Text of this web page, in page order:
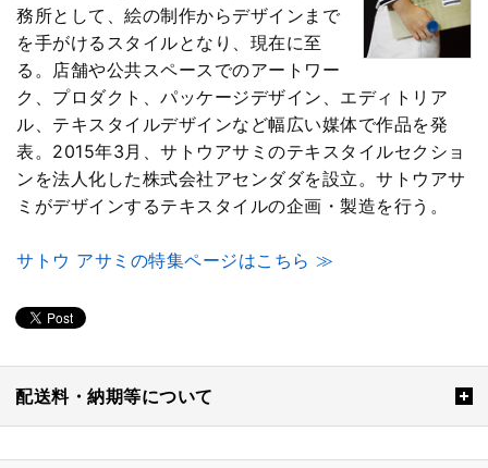
務所として、絵の制作からデザインまで
を手がけるスタイルとなり、現在に至
る。店舗や公共スペースでのアートワー
ク、プロダクト、パッケージデザイン、エディトリア
ル、テキスタイルデザインなど幅広い媒体で作品を発
表。2015年3月、サトウアサミのテキスタイルセクショ
ンを法人化した株式会社アセンダダを設立。サトウアサ
ミがデザインするテキスタイルの企画・製造を行う。
サトウ アサミの特集ページはこちら ≫
配送料・納期等について